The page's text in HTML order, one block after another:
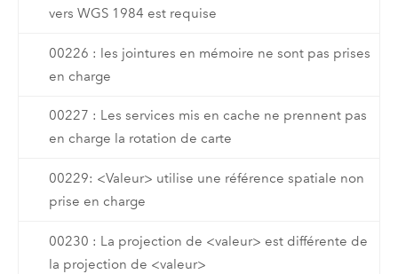
vers WGS 1984 est requise
00226 : les jointures en mémoire ne sont pas prises
en charge
00227 : Les services mis en cache ne prennent pas
en charge la rotation de carte
00229: <Valeur> utilise une référence spatiale non
prise en charge
00230 : La projection de <valeur> est différente de
la projection de <valeur>